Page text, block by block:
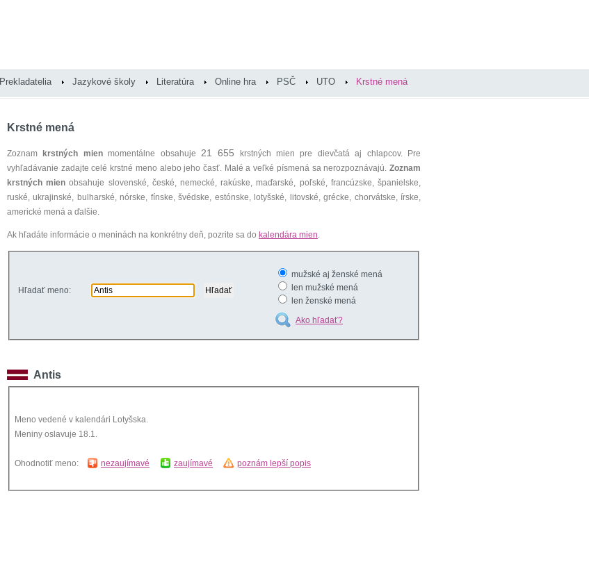
Prekladatelia Jazykové školy Literatúra Online hra PSČ UTO Krstné mená
Krstné mená
Zoznam krstných mienmomentálne obsahuje 21 655 krstných mien pre dievčatá aj chlapcov. Pre
vyhľadávanie zadajte celé krstné meno alebo jeho časť. Malé a veľké písmená sa nerozpoznávajú. Zoznam
krstných mien obsahuje slovenské, české, nemecké, rakúske, maďarské, poľské, francúzske, španielske,
ruské, ukrajinské, bulharské, nórske, fínske, švédske, estónske, lotyšské, litovské, grécke, chorvátske, írske,
americké mená a ďalšie.
Ak hľadáte informácie o meninách na konkrétny deň, pozrite sa do kalendára mien.
Hľadať meno:
mužské aj ženské mená
len mužské mená
len ženské mená
Ako hľadať?
Antis
Meno vedené v kalendári Lotyšska.
Meniny oslavuje 18.1.
Ohodnotiť meno: nezaujímavé zaujímavé poznám lepší popis